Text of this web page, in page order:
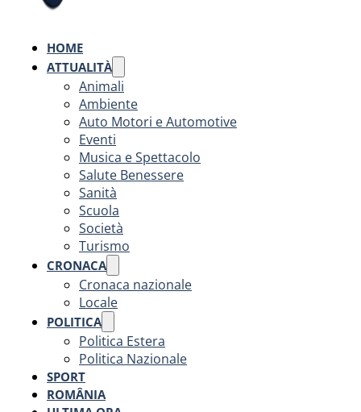
HOME
ATTUALITÀ
Animali
Ambiente
Auto Motori e Automotive
Eventi
Musica e Spettacolo
Salute Benessere
Sanità
Scuola
Società
Turismo
CRONACA
Cronaca nazionale
Locale
POLITICA
Politica Estera
Politica Nazionale
SPORT
ROMÂNIA